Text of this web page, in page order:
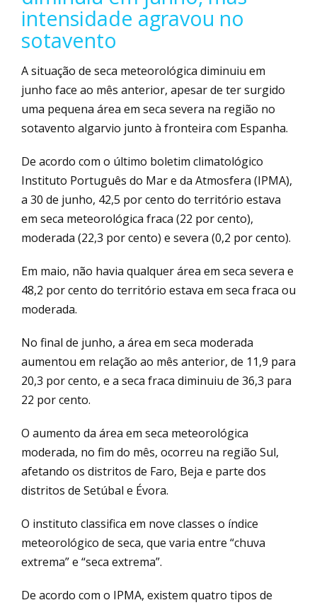
intensidade agravou no
sotavento
A situação de seca meteorológica diminuiu em
junho face ao mês anterior, apesar de ter surgido
uma pequena área em seca severa na região no
sotavento algarvio junto à fronteira com Espanha.
De acordo com o último boletim climatológico
Instituto Português do Mar e da Atmosfera (IPMA),
a 30 de junho, 42,5 por cento do território estava
em seca meteorológica fraca (22 por cento),
moderada (22,3 por cento) e severa (0,2 por cento).
Em maio, não havia qualquer área em seca severa e
48,2 por cento do território estava em seca fraca ou
moderada.
No final de junho, a área em seca moderada
aumentou em relação ao mês anterior, de 11,9 para
20,3 por cento, e a seca fraca diminuiu de 36,3 para
22 por cento.
O aumento da área em seca meteorológica
moderada, no fim do mês, ocorreu na região Sul,
afetando os distritos de Faro, Beja e parte dos
distritos de Setúbal e Évora.
O instituto classifica em nove classes o índice
meteorológico de seca, que varia entre “chuva
extrema” e “seca extrema”.
De acordo com o IPMA, existem quatro tipos de